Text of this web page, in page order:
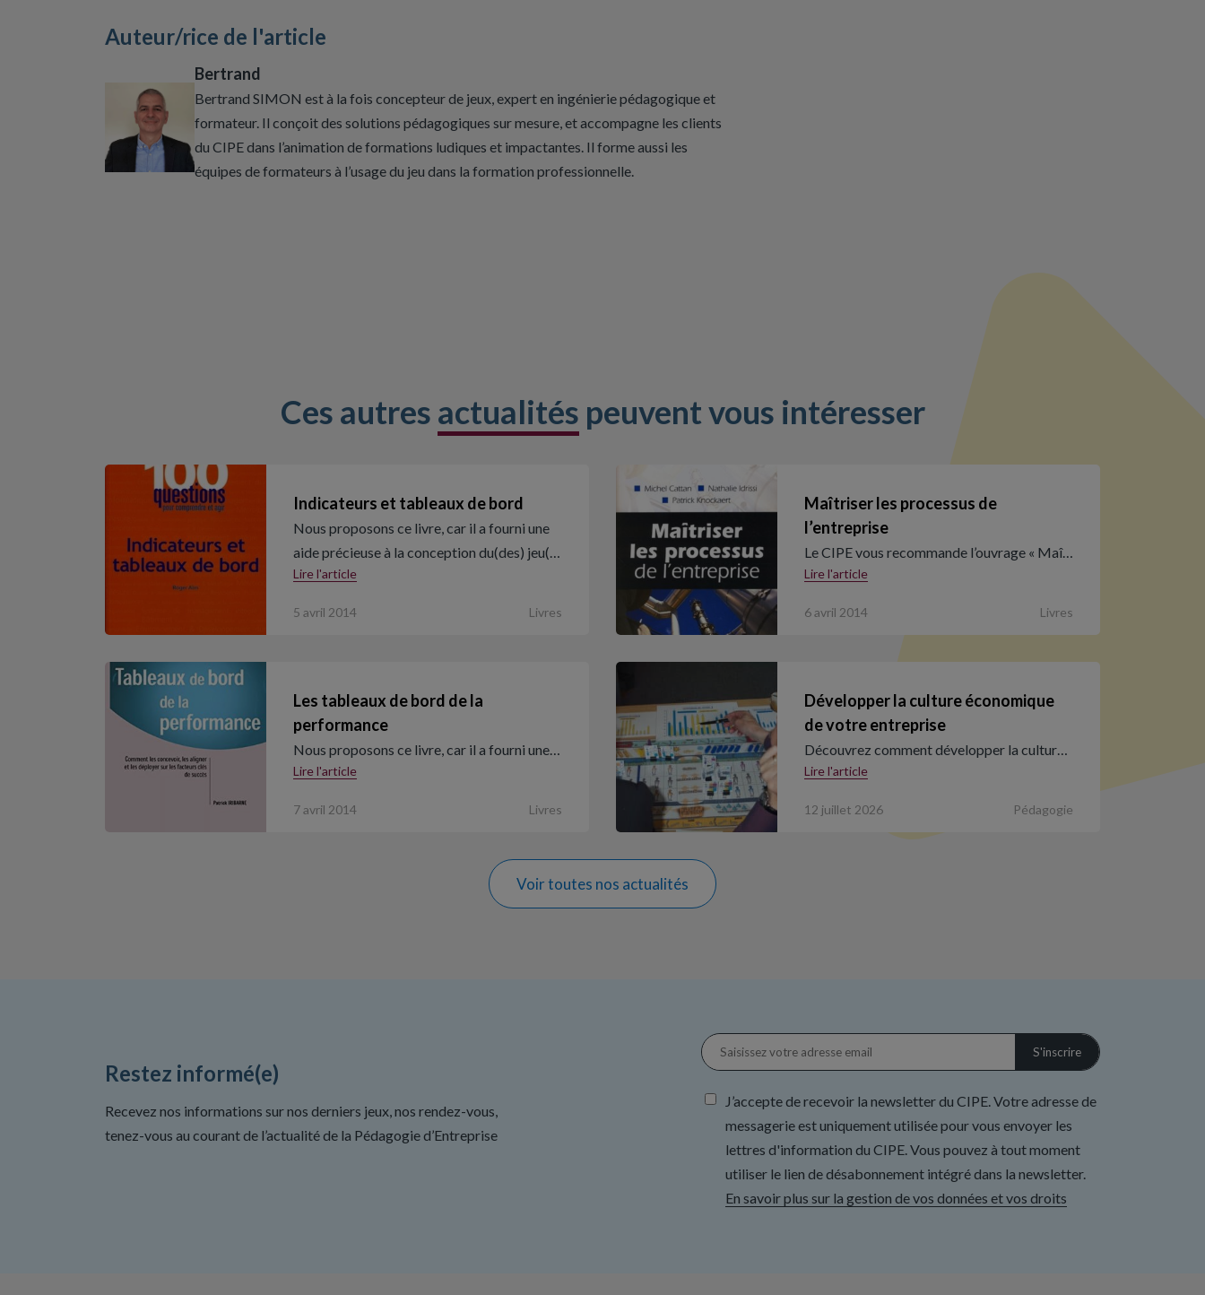
Auteur/rice de l'article
Bertrand
Bertrand SIMON est à la fois concepteur de jeux, expert en ingénierie pédagogique et
formateur. Il conçoit des solutions pédagogiques sur mesure, et accompagne les clients
du CIPE dans l’animation de formations ludiques et impactantes. Il forme aussi les
équipes de formateurs à l’usage du jeu dans la formation professionnelle.
Ces autres actualités peuvent vous intéresser
Indicateurs et tableaux de bord
Nous proposons ce livre, car il a fourni une
aide précieuse à la conception du(des) jeu(…
Lire l'article
5 avril 2014 Livres
Maîtriser les processus de
l’entreprise
Le CIPE vous recommande l’ouvrage « Maî…
Lire l'article
6 avril 2014 Livres
Les tableaux de bord de la
performance
Nous proposons ce livre, car il a fourni une…
Lire l'article
7 avril 2014 Livres
Développer la culture économique
de votre entreprise
Découvrez comment développer la cultur…
Lire l'article
12 juillet 2026 Pédagogie
Voir toutes nos actualités
Restez informé(e)
Recevez nos informations sur nos derniers jeux, nos rendez-vous,
tenez-vous au courant de l’actualité de la Pédagogie d’Entreprise
J’accepte de recevoir la newsletter du CIPE. Votre adresse de
messagerie est uniquement utilisée pour vous envoyer les
lettres d'information du CIPE. Vous pouvez à tout moment
utiliser le lien de désabonnement intégré dans la newsletter.
En savoir plus sur la gestion de vos données et vos droits